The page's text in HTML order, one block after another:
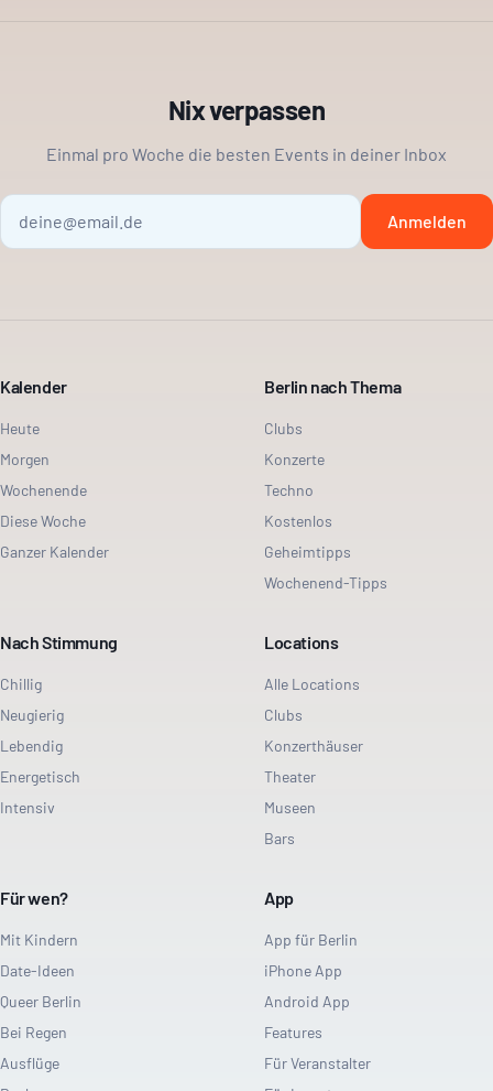
Nix verpassen
Einmal pro Woche die besten Events in deiner Inbox
Anmelden
Kalender
Heute
Morgen
Wochenende
Diese Woche
Ganzer Kalender
Berlin nach Thema
Clubs
Konzerte
Techno
Kostenlos
Geheimtipps
Wochenend-Tipps
Nach Stimmung
Chillig
Neugierig
Lebendig
Energetisch
Intensiv
Locations
Alle Locations
Clubs
Konzerthäuser
Theater
Museen
Bars
Für wen?
Mit Kindern
Date-Ideen
Queer Berlin
Bei Regen
Ausflüge
App
App für Berlin
iPhone App
Android App
Features
Für Veranstalter